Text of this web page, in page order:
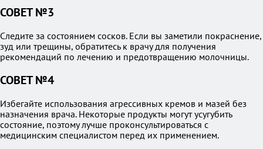
СОВЕТ №3
Следите за состоянием сосков. Если вы заметили покраснение,
зуд или трещины, обратитесь к врачу для получения
рекомендаций по лечению и предотвращению молочницы.
СОВЕТ №4
Избегайте использования агрессивных кремов и мазей без
назначения врача. Некоторые продукты могут усугубить
состояние, поэтому лучше проконсультироваться с
медицинским специалистом перед их применением.